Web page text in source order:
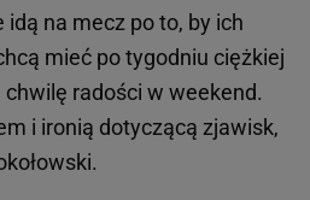
idą na mecz po to, by ich
mieć po tygodniu ciężkiej
radości w weekend.
i ironią dotyczącą zjawisk,